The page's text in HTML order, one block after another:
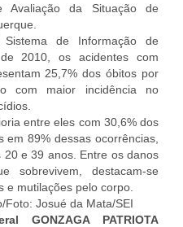
Avaliação da Situação de
de Informação de
2010, os acidentes com
25,7% dos óbitos por
com maior incidência no
entre eles com 30,6% dos
89% dessas ocorrências,
e 39 anos. Entre os danos
sobrevivem, destacam-se
e mutilações pelo corpo.
Foto: Josué da Mata/SEI
GONZAGA PATRIOTA